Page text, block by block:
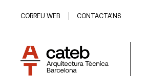
CORREU WEB CONTACTA’NS